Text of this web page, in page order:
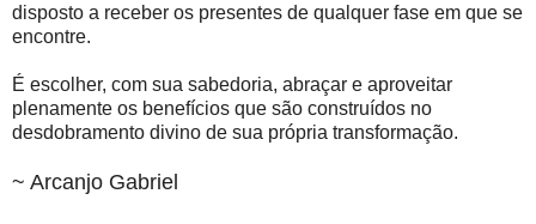
disposto a receber os presentes de qualquer fase em que se
encontre.
É escolher, com sua sabedoria, abraçar e aproveitar
plenamente os benefícios que são construídos no
desdobramento divino de sua própria transformação.
~ Arcanjo Gabriel